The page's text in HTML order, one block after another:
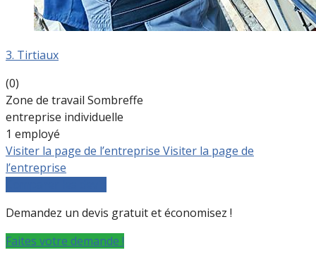
3. Tirtiaux
(0)
Zone de travail Sombreffe
entreprise individuelle
1 employé
Visiter la page de l’entreprise Visiter la page de
l’entreprise
Demandez un devis gratuit et économisez !
Faites votre demande !